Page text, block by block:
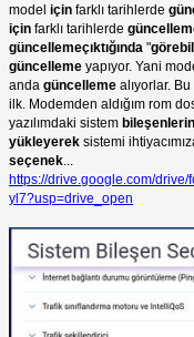
model için farklı tarihlerde
için farklı tarihlerde
güncellemeçıktığında "
güncelleme yapıyor. Yani
anda güncelleme alıyorlar.
ilk. Modemden aldığım rom
yazılımdaki sistem
yükleyerek sistemi
seçenek...
https://drive.google.com/
yl7?usp=drive_open